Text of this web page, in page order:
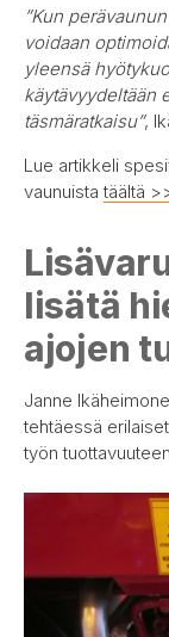
”Kun
voidaan
yleensä
käytävyydeltään
täsmäratkaisu”,
Lue artikkeli
vaunuistatäältä
lisätä
ajojen
Janne
tehtäessä
työn